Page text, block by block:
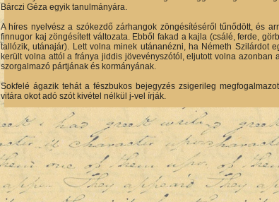
Bárczi Géza egyik tanulmányára.
A híres nyelvész a szókezdő zárhangok zöngésítéséről tűnődött, és
finnugor kaj zöngésített változata. Ebből fakad a kajla (csálé, ferde,
tallózik, utánajár). Lett volna minek utánanézni, ha Németh Szilárdot
került volna attól a fránya jiddis jövevényszótól, eljutott volna
szorgalmazó pártjának és kormányának.
Sokfelé ágazik tehát a fészbukos bejegyzés zsigerileg
vitára okot adó szót kivétel nélkül j-vel írják.